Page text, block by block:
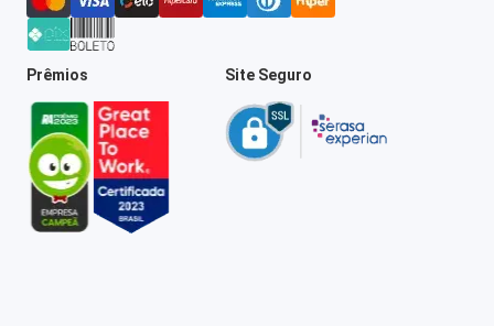
Prêmios Site Seguro